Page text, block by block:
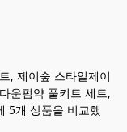
, 제이숲 스타일제이
운펌약 풀키트 세트,
5개 상품을 비교했